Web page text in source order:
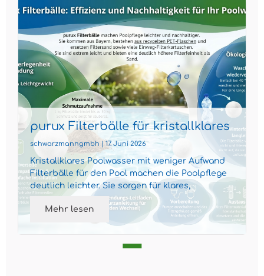
purux Filterbälle für kristallklares
Poolwasser
schwarzmanngmbh | 17. Juni 2026
Kristallklares Poolwasser mit weniger Aufwand
Filterbälle für den Pool machen die Poolpflege
deutlich leichter. Sie sorgen für klares,
gepflegtes Wass...
Mehr lesen